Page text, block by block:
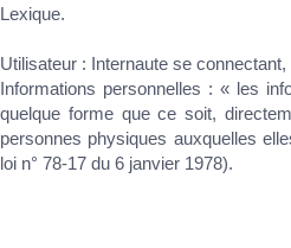
Lexique.
Utilisateur : Internaute se
Informations personnelles : « les
quelque forme que ce soit,
personnes physiques auxquelles
loi n° 78-17 du 6 janvier 1978).